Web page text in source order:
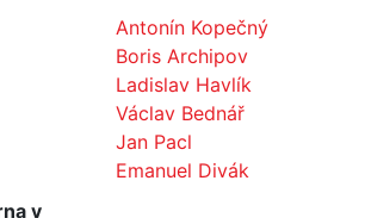
Antonín Kopečný
Boris Archipov
Ladislav Havlík
Václav Bednář
Jan Pacl
Emanuel Divák
v